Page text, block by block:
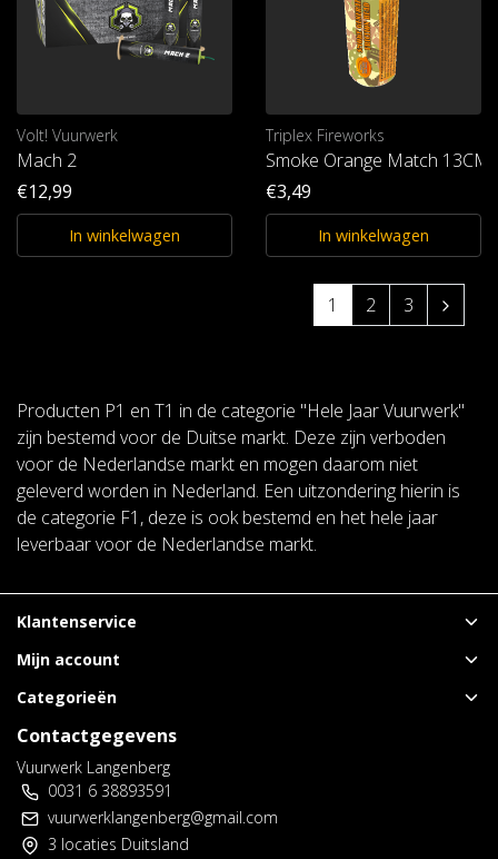
Volt! Vuurwerk
Mach 2
€12,99
In winkelwagen
Triplex Fireworks
Smoke Orange Match 13CM
€3,49
In winkelwagen
1 2 3
Producten P1 en T1 in de categorie "Hele Jaar Vuurwerk"
zijn bestemd voor de Duitse markt. Deze zijn verboden
voor de Nederlandse markt en mogen daarom niet
geleverd worden in Nederland. Een uitzondering hierin is
de categorie F1, deze is ook bestemd en het hele jaar
leverbaar voor de Nederlandse markt.
Klantenservice
Mijn account
Categorieën
Contactgegevens
Vuurwerk Langenberg
0031 6 38893591
vuurwerklangenberg@gmail.com
3 locaties Duitsland